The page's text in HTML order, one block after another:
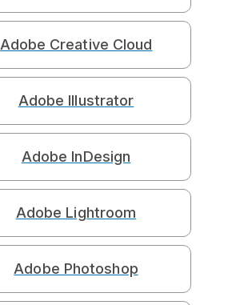
Adobe Creative Cloud
Adobe Illustrator
Adobe InDesign
Adobe Lightroom
Adobe Photoshop